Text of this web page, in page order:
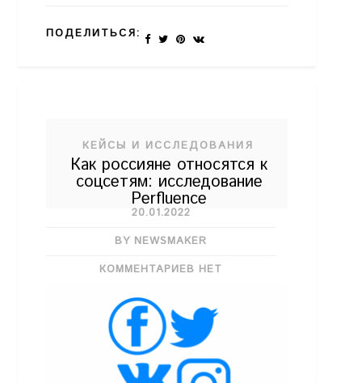
ПОДЕЛИТЬСЯ:
КЕЙСЫ И ИССЛЕДОВАНИЯ
Как россияне относятся к
соцсетям: исследование
Perfluence
20.01.2022
BY NEWSMAKER
КОММЕНТАРИЕВ НЕТ